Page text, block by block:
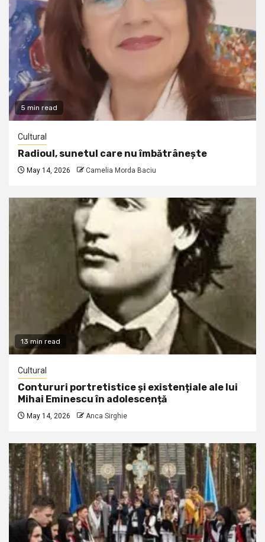
5 min read
Cultural
Radioul, sunetul care nu îmbătrânește
May 14, 2026 Camelia Morda Baciu
13 min read
Cultural
Contururi portretistice și existențiale ale lui
Mihai Eminescu în adolescență
May 14, 2026 Anca Sirghie